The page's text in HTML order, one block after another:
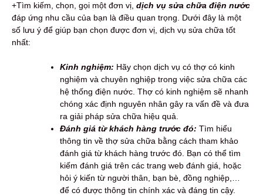
+Tìm kiếm, chọn, gọi một đơn vị, dịch vụ sửa chữa điện nước
đáp ứng nhu cầu của bạn là điều quan trọng. Dưới đây là một
số lưu ý để giúp bạn chọn được đơn vị, dịch vụ sửa chữa tốt
nhất:
Kinh nghiệm: Hãy chọn dịch vụ có thợ có kinh
nghiệm và chuyên nghiệp trong việc sửa chữa các
hệ thống điện nước. Thợ có kinh nghiệm sẽ nhanh
chóng xác định nguyên nhân gây ra vấn đề và đưa
ra giải pháp sửa chữa hiệu quả.
Đánh giá từ khách hàng trước đó: Tìm hiểu
thông tin về thợ sửa chữa bằng cách tham khảo
đánh giá từ khách hàng trước đó. Bạn có thể tìm
kiếm đánh giá trên các trang web đánh giá, hoặc
hỏi ý kiến từ người thân, bạn bè, đồng nghiệp,…
để có được thông tin chính xác và đáng tin cậy.